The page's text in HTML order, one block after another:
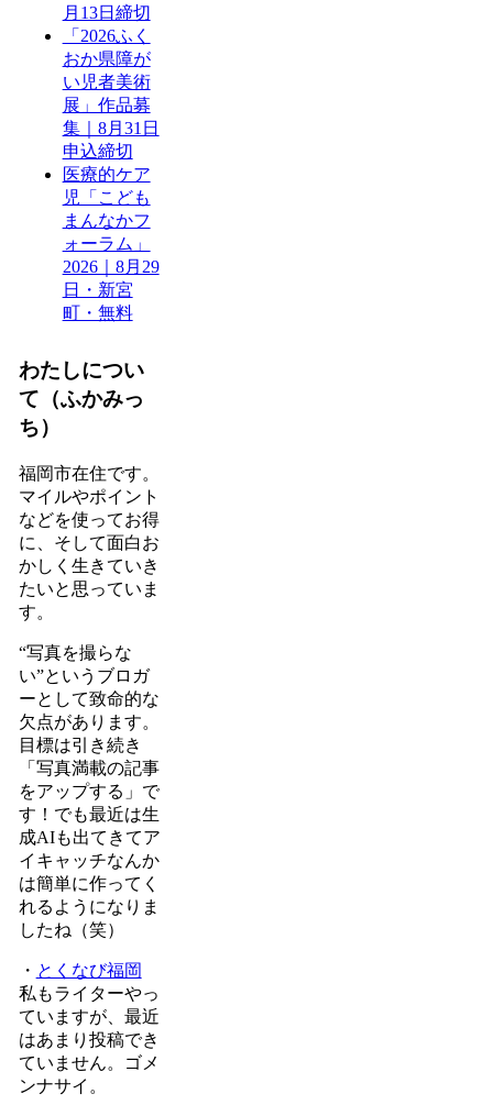
月13日締切
「2026ふく
おか県障が
い児者美術
展」作品募
集｜8月31日
申込締切
医療的ケア
児「こども
まんなかフ
ォーラム」
2026｜8月29
日・新宮
町・無料
わたしについ
て（ふかみっ
ち）
福岡市在住です。
マイルやポイント
などを使ってお得
に、そして面白お
かしく生きていき
たいと思っていま
す。
“写真を撮らな
い”というブロガ
ーとして致命的な
欠点があります。
目標は引き続き
「写真満載の記事
をアップする」で
す！でも最近は生
成AIも出てきてア
イキャッチなんか
は簡単に作ってく
れるようになりま
したね（笑）
・ とくなび福岡
私もライターやっ
ていますが、最近
はあまり投稿でき
ていません。ゴメ
ンナサイ。